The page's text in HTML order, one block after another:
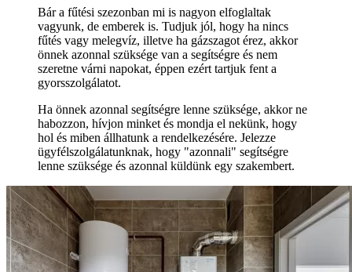
Bár a fűtési szezonban mi is nagyon elfoglaltak
vagyunk, de emberek is. Tudjuk jól, hogy ha nincs
fűtés vagy melegvíz, illetve ha gázszagot érez, akkor
önnek azonnal szüksége van a segítségre és nem
szeretne várni napokat, éppen ezért tartjuk fent a
gyorsszolgálatot.
Ha önnek azonnal segítségre lenne szüksége, akkor ne
habozzon, hívjon minket és mondja el nekünk, hogy
hol és miben állhatunk a rendelkezésére. Jelezze
ügyfélszolgálatunknak, hogy "azonnali" segítségre
lenne szüksége és azonnal küldünk egy szakembert.